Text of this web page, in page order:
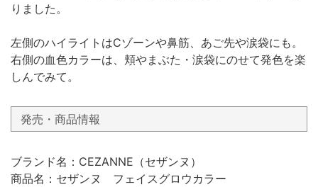
りました。
左側のハイライトはCゾーンや鼻筋、あご先や涙袋にも。
右側の血色カラーは、頬やまぶた・涙袋にのせて発色を楽
しんでみて。
発売・商品情報
ブランド名：CEZANNE（セザンヌ）
商品名：セザンヌ フェイスグロウカラー